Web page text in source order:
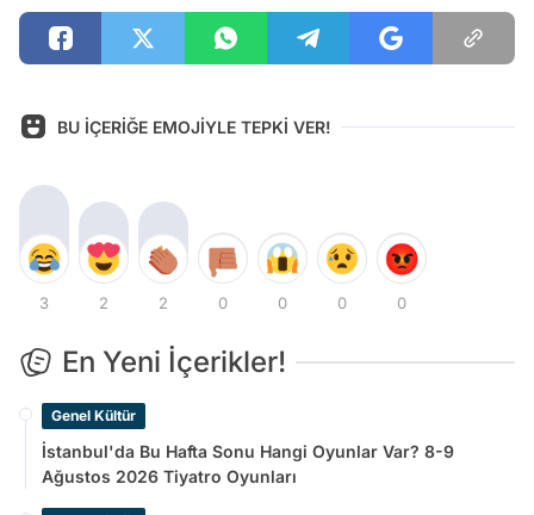
BU İÇERİĞE EMOJİYLE TEPKİ VER!
3 2 2 0 0 0 0
En Yeni İçerikler!
Genel Kültür
İstanbul'da Bu Hafta Sonu Hangi Oyunlar Var? 8-9
Ağustos 2026 Tiyatro Oyunları